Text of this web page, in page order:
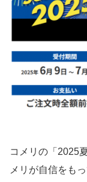
コメリの「2025
メリが自信をも